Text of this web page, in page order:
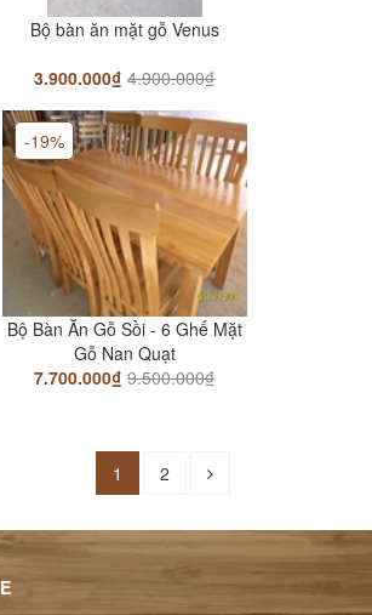
Bộ bàn ăn mặt gỗ Venus
3.900.000₫ 4.900.000₫
Bộ Bàn Ăn Gỗ Sồi - 6 Ghế Mặt
Gỗ Nan Quạt
7.700.000₫ 9.500.000₫
-19%
1 2